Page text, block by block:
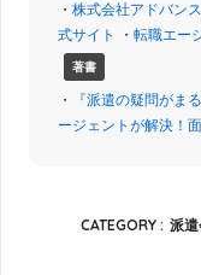
・ 株式会社アドバン
式サイト
・ 転職エー
著書
・ 『派遣の疑問がま
ージェントが解決！
CATEGORY : 派